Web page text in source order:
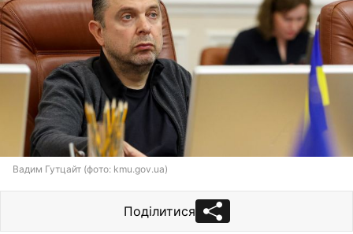
Вадим Гутцайт (фото: kmu.gov.ua)
Поділитися